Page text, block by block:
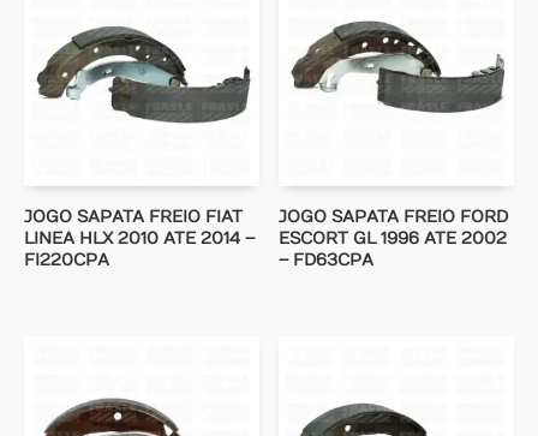
JOGO SAPATA FREIO FIAT
LINEA HLX 2010 ATE 2014 –
FI220CPA
JOGO SAPATA FREIO FORD
ESCORT GL 1996 ATE 2002
– FD63CPA